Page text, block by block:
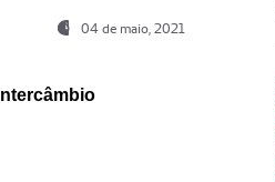
04 de maio, 2021